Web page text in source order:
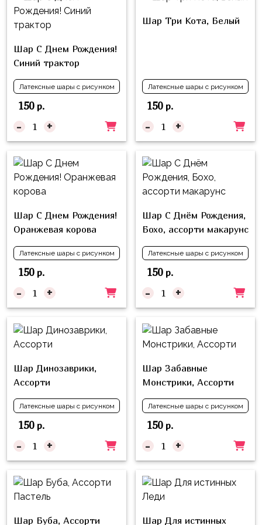
Шар С Днем Рождения!
Синий трактор
Латексные шары с рисунком
150р.
- +
Шар Три Кота, Белый
Латексные шары с рисунком
150р.
- +
Шар С Днем Рождения!
Оранжевая корова
Латексные шары с рисунком
150р.
- +
Шар С Днём Рождения,
Бохо, ассорти макарунс
Латексные шары с рисунком
150р.
- +
Шар Динозаврики,
Ассорти
Латексные шары с рисунком
150р.
- +
Шар Забавные
Монстрики, Ассорти
Латексные шары с рисунком
150р.
- +
Шар Буба, Ассорти Шар Для истинных
из
шаров
Цифры
декором
Большие
Ходячие
фигуры
Коробка-
Бизнес
Индивидуальная
надпись
шар
Товары
праздника
Сервировка
Свечи
Бумажный
декор
Колпачки,
ободки
Гудки
Пони
Губка
Боб
Буба
Лунтик
Чебурашка
Фиксики
Котэ
Динозавры
Принцессы
Микки
и
Спорт
Для
Мамы,
Для
Дедушки
Тропики
Гарри
Поттер
Космос